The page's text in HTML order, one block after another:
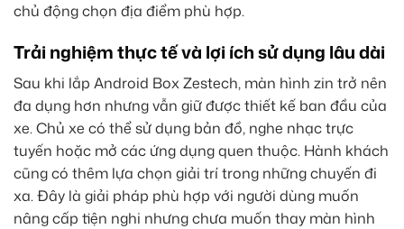
chủ động chọn địa điểm phù hợp.
Trải nghiệm thực tế và lợi ích sử dụng lâu dài
Sau khi lắp Android Box Zestech, màn hình zin trở nên
đa dụng hơn nhưng vẫn giữ được thiết kế ban đầu của
xe. Chủ xe có thể sử dụng bản đồ, nghe nhạc trực
tuyến hoặc mở các ứng dụng quen thuộc. Hành khách
cũng có thêm lựa chọn giải trí trong những chuyến đi
xa. Đây là giải pháp phù hợp với người dùng muốn
nâng cấp tiện nghi nhưng chưa muốn thay màn hình